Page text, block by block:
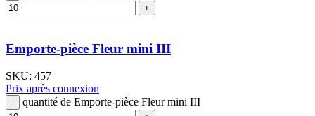
Emporte-pièce Fleur mini III
SKU: 457
Prix après connexion
quantité de Emporte-pièce Fleur mini III